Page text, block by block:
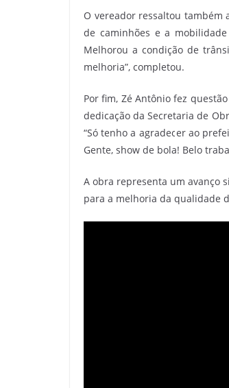
O vereador ressaltou
de caminhões e a
Melhorou a condição de
melhoria”, completou.
Por fim, Zé Antônio fez
dedicação da Secretaria de
“Só tenho a agradecer ao
Gente, show de bola! Belo
A obra representa um avanço
para a melhoria da qualidade